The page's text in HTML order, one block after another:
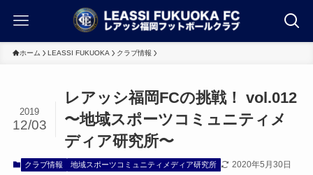
ホーム LEASSI FUKUOKA クラブ情報
レアッシ福岡FCの挑戦！ vol.012
〜地域スポーツコミュニティメ
ディア研究所〜
2019
12/03
クラブ情報 地域スポーツコミュニティメディア研究所 2020年5月30日